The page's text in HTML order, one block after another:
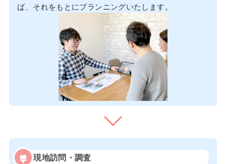
ば、それをもとにプランニングいたします。
現地訪問・調査